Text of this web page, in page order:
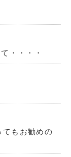
・・・・
てもお勧めの